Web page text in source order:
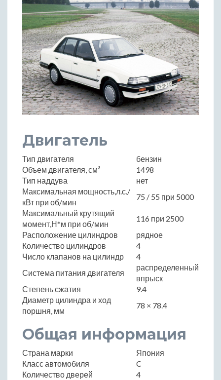
Двигатель
Тип двигателя
бензин
Объем двигателя, см³
1498
Тип наддува
нет
Максимальная мощность,л.с./
кВт при об/мин
75 / 55 при 5000
Максимальный крутящий
момент,Н*м при об/мин
116 при 2500
Расположение цилиндров
рядное
Количество цилиндров
4
Число клапанов на цилиндр
4
Система питания двигателя
распределенный
впрыск
Степень сжатия
9.4
Диаметр цилиндра и ход
поршня, мм
78 × 78.4
Общая информация
Страна марки
Япония
Класс автомобиля
C
Количество дверей
4